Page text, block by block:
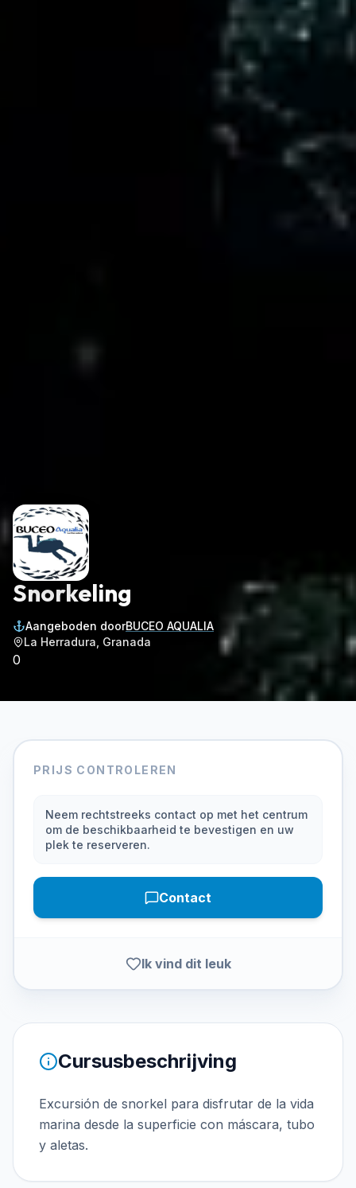
Snorkeling
Aangeboden doorBUCEO AQUALIA
La Herradura, Granada
0
Cursusbeschrijving
Excursión de snorkel para disfrutar de la vida
marina desde la superficie con máscara, tubo
y aletas.
PRIJS CONTROLEREN
Neem rechtstreeks contact op met het centrum
om de beschikbaarheid te bevestigen en uw
plek te reserveren.
Contact
Ik vind dit leuk